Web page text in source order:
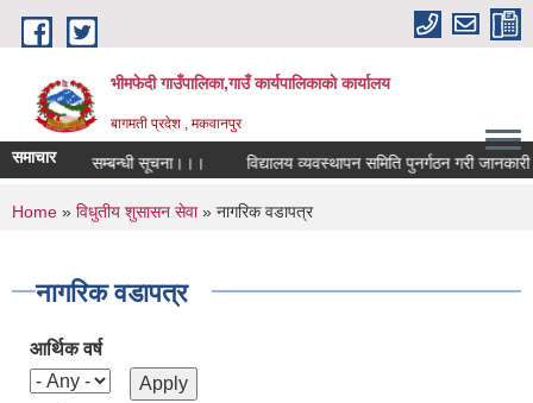
Skip to main content
भीमफेदी गाउँपालिका,गाउँ कार्यपालिकाकाे कार्यालय
बागमती प्रदेश , मकवानपुर
समाचार सम्बन्धी सूचना।।। विद्यालय व्यवस्थापन समिति पुनर्गठन गरी जानकारी
You are here
Home » विधुतीय शुसासन सेवा» नागरिक वडापत्र
नागरिक वडापत्र
आर्थिक वर्ष